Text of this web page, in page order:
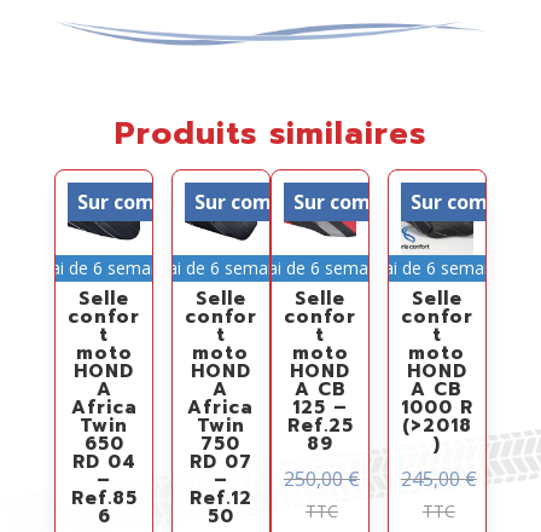
Produits similaires
Sur commande
Délai de 6 semaines
Selle
confor
t
moto
HOND
A
Africa
Twin
650
RD 04
–
Ref.85
6
Sur commande
Délai de 6 semaines
Selle
confor
t
moto
HOND
A
Africa
Twin
750
RD 07
–
Ref.12
50
Sur commande
Délai de 6 semaines
Selle
confor
t
moto
HOND
A CB
125 –
Ref.25
89
250,00€
TTC
Sur
Délai de 6 semaines
Selle
confor
t
moto
HOND
A CB
1000 R
(>2018
)
245,00€
TTC